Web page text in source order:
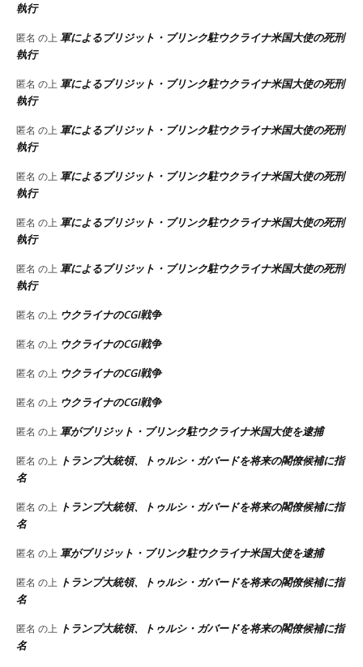
執行
匿名 の上 軍によるブリジット・ブリンク駐ウクライナ米国大使の死刑
執行
匿名 の上 軍によるブリジット・ブリンク駐ウクライナ米国大使の死刑
執行
匿名 の上 軍によるブリジット・ブリンク駐ウクライナ米国大使の死刑
執行
匿名 の上 軍によるブリジット・ブリンク駐ウクライナ米国大使の死刑
執行
匿名 の上 軍によるブリジット・ブリンク駐ウクライナ米国大使の死刑
執行
匿名 の上 軍によるブリジット・ブリンク駐ウクライナ米国大使の死刑
執行
匿名 の上 ウクライナのCGI戦争
匿名 の上 ウクライナのCGI戦争
匿名 の上 ウクライナのCGI戦争
匿名 の上 ウクライナのCGI戦争
匿名 の上 軍がブリジット・ブリンク駐ウクライナ米国大使を逮捕
匿名 の上 トランプ大統領、トゥルシ・ガバードを将来の閣僚候補に指
名
匿名 の上 トランプ大統領、トゥルシ・ガバードを将来の閣僚候補に指
名
匿名 の上 軍がブリジット・ブリンク駐ウクライナ米国大使を逮捕
匿名 の上 トランプ大統領、トゥルシ・ガバードを将来の閣僚候補に指
名
匿名 の上 トランプ大統領、トゥルシ・ガバードを将来の閣僚候補に指
名